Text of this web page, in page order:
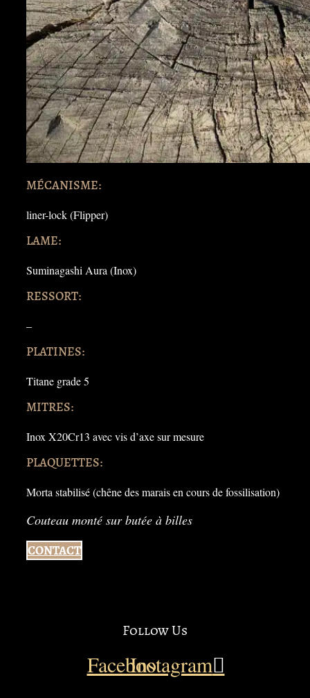
MÉCANISME:
liner-lock (Flipper)
LAME:
Suminagashi Aura (Inox)
RESSORT:
–
PLATINES:
Titane grade 5
MITRES:
Inox X20Cr13 avec vis d’axe sur mesure
PLAQUETTES:
Morta stabilisé (chêne des marais en cours de fossilisation)
Couteau monté sur butée à billes
CONTACT
Follow Us
FacebookInstagram